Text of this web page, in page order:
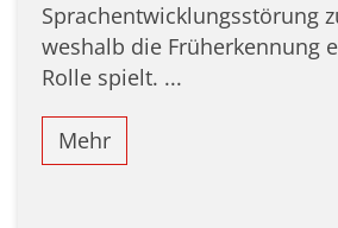
Sprachentwicklungsstörung
weshalb die Früherkennung
Rolle spielt. ...
Mehr